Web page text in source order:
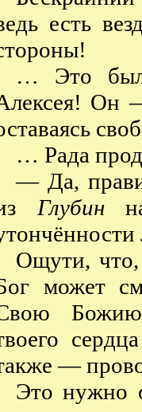
есть
… Это
Он
… Рада
— Да,
Глубин
Ощути, что,
может
Божию
—
Это нужно